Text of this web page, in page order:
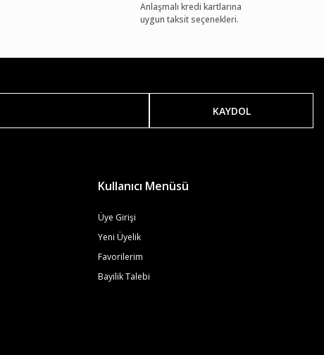
Anlaşmalı kredi kartlarına
uygun taksit seçenekleri.
KAYDOL
Kullanıcı Menüsü
Üye Girişi
Yeni Üyelik
Favorilerim
Bayilik Talebi